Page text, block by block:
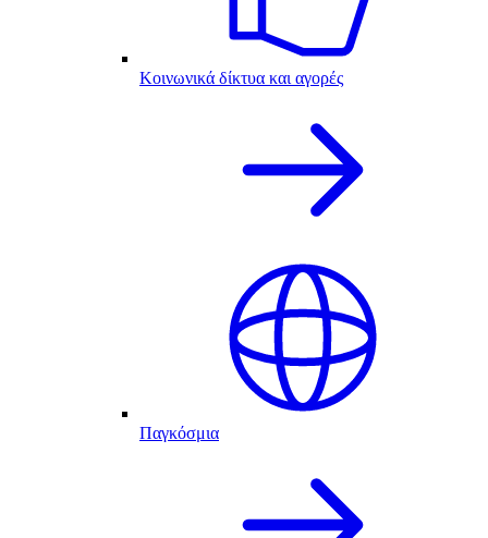
Κοινωνικά δίκτυα και αγορές
Παγκόσμια